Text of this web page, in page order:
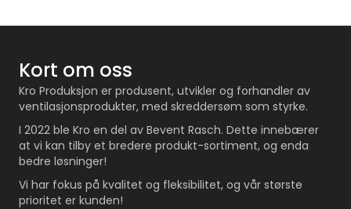
Kort om oss
Kro Produksjon er produsent, utvikler og forhandler av
ventilasjonsprodukter, med skreddersøm som styrke.
I 2022 ble Kro en del av Bevent Rasch. Dette innebærer
at vi kan tilby et bredere produkt-sortiment, og enda
bedre løsninger!
Vi har fokus på kvalitet og fleksibilitet, og vår største
prioritet er kunden!